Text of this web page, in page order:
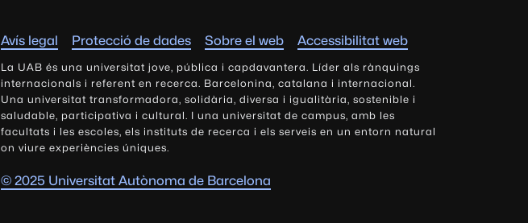
s
i
t
a
t
A
u
t
ò
Avís legal Protecció de dades Sobre el web Accessibilitat web
La UAB és una universitat jove, pública i capdavantera. Líder als rànquings
internacionals i referent en recerca. Barcelonina, catalana i internacional.
Una universitat transformadora, solidària, diversa i igualitària, sostenible i
saludable, participativa i cultural. I una universitat de campus, amb les
facultats i les escoles, els instituts de recerca i els serveis en un entorn natural
on viure experiències úniques.
© 2025 Universitat Autònoma de Barcelona